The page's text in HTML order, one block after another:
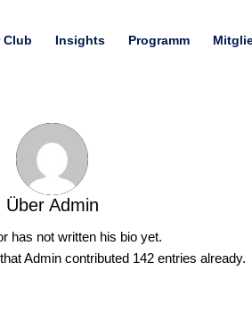
Club Insights Programm
Über Admin
has not written his bio yet.
Admin contributed 142 entries already.